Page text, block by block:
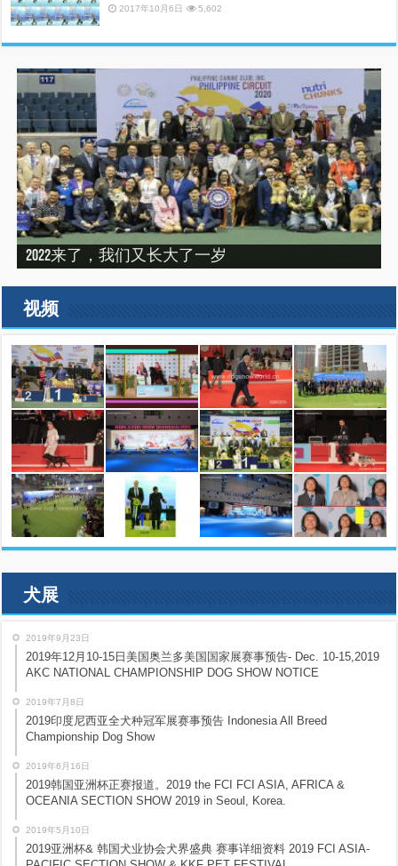
2017年10月6日 5,602
2022来了，我们又长大了一岁
建设专栏-2020年的冬天，俺们东北那场比赛
“震”撼之旅——2019印尼犬展之行（INDONEISA WINNER
SHOW 2019）
建设专栏-2019刚过一半，但是好像已经结束了。
2019美国143届西敏寺犬展随笔（三）
视频
犬展
2019年9月23日
2019年12月10-15日美国奥兰多美国国家展赛事预告- Dec. 10-15,2019
AKC NATIONAL CHAMPIONSHIP DOG SHOW NOTICE
2019年7月8日
2019印度尼西亚全犬种冠军展赛事预告 Indonesia All Breed
Championship Dog Show
2019年6月16日
2019韩国亚洲杯正赛报道。2019 the FCI FCI ASIA, AFRICA &
OCEANIA SECTION SHOW 2019 in Seoul, Korea.
2019年5月10日
2019亚洲杯& 韩国犬业协会犬界盛典 赛事详细资料 2019 FCI ASIA-